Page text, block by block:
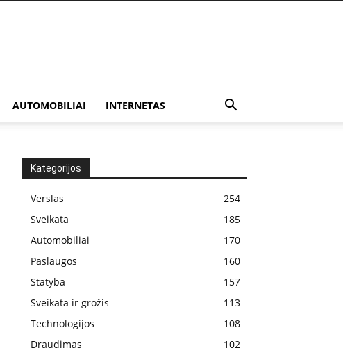
AUTOMOBILIAI INTERNETAS
Kategorijos
Verslas
254
Sveikata
185
Automobiliai
170
Paslaugos
160
Statyba
157
Sveikata ir grožis
113
Technologijos
108
Draudimas
102